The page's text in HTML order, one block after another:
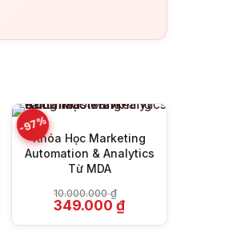
-97%
Khóa Học Marketing
Automation & Analytics
Từ MDA
10.000.000₫
Giá
349.000₫Giá